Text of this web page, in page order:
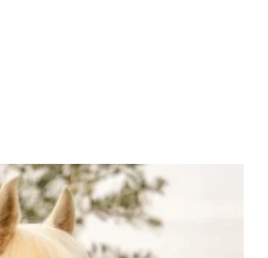
€
€